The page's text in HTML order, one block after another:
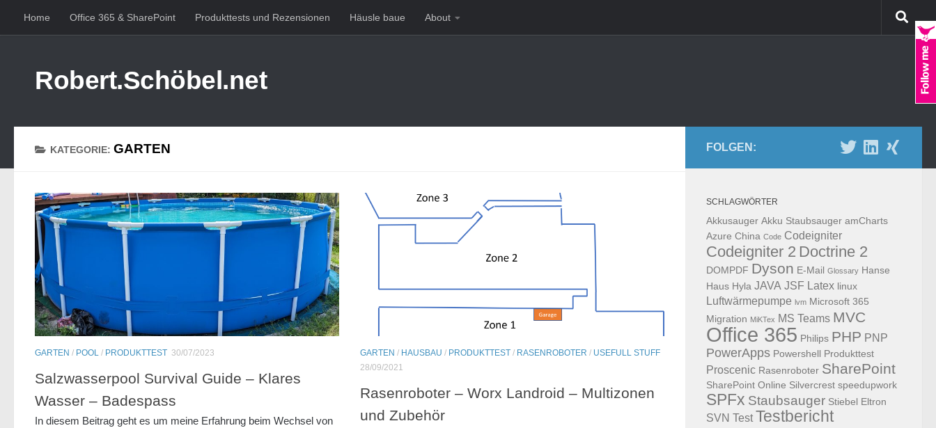
Zum Inhalt springen
Home Office 365 & SharePoint Produkttests und Rezensionen Häusle baue About
Robert.Schöbel.net
KATEGORIE:GARTEN
GARTEN / POOL / PRODUKTTEST 30/07/2023
Salzwasserpool Survival Guide – Klares
Wasser – Badespass
In diesem Beitrag geht es um meine Erfahrung beim Wechsel von
GARTEN / HAUSBAU / PRODUKTTEST / RASENROBOTER / USEFULL STUFF
28/09/2021
Rasenroboter – Worx Landroid – Multizonen
und Zubehör
FOLGEN:
SCHLAGWÖRTER
Akkusauger Akku Staubsauger amCharts
Azure China Code Codeigniter
Codeigniter 2 Doctrine 2
DOMPDF Dyson E-Mail Glossary Hanse
Haus Hyla JAVA JSF Latex linux
Luftwärmepumpe lvm Microsoft 365
Migration MiKTex MS Teams MVC
Office 365 Philips PHP PNP
PowerApps Powershell Produkttest
Proscenic Rasenroboter SharePoint
SharePoint Online Silvercrest speedupwork
SPFx Staubsauger Stiebel Eltron
SVN Test Testbericht